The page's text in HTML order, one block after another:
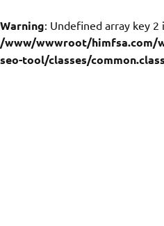
Warning: Undefined array key 2
/www/wwwroot/himfsa.com/
seo-tool/classes/